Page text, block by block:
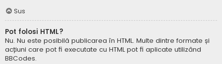
Sus
Pot folosi HTML?
Nu. Nu este posibilă publicarea în HTML. Multe dintre formate și
acțiuni care pot fi executate cu HTML pot fi aplicate utilizând
BBCodes.